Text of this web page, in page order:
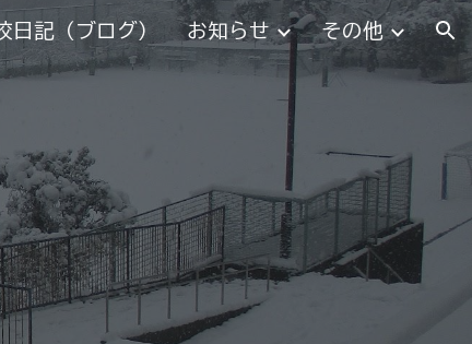
日記（ブログ） お知らせ その他